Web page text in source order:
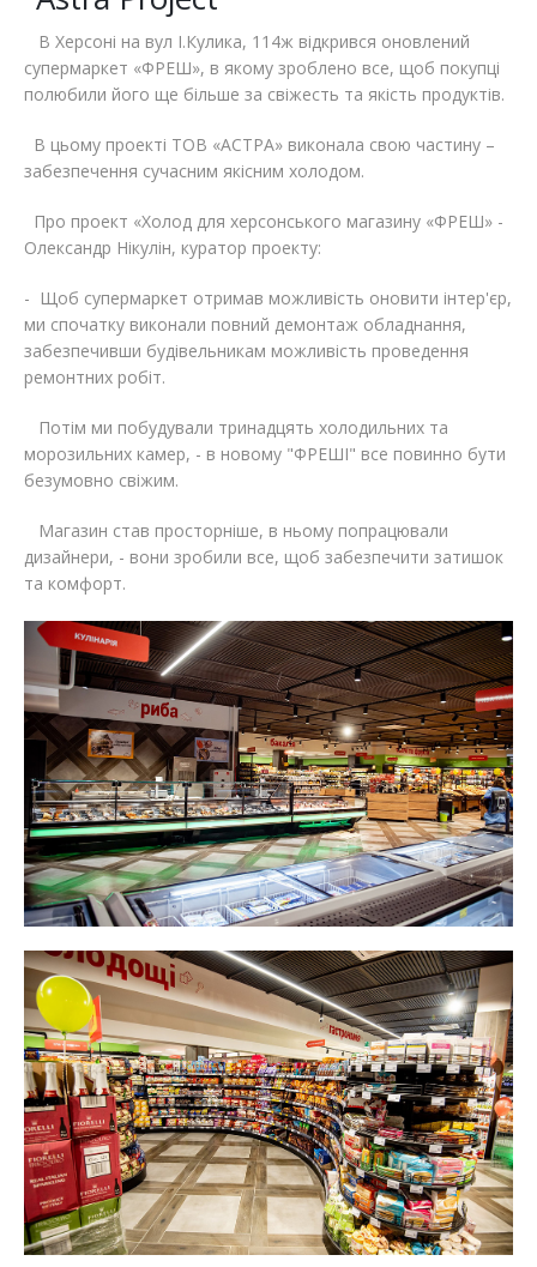
Відгуки
Ліцензії, сертифікати, дипломи
Відео
Автоматизація
Сервіс
Модернізація
В Херсоні на вул І.Кулика, 114ж відкрився оновлений
супермаркет «ФРЕШ», в якому зроблено все, щоб покупці
полюбили його ще більше за свіжесть та якість продуктів.
В цьому проекті ТОВ «АСТРА» виконала свою частину –
забезпечення сучасним якісним холодом.
Про проект «Холод для херсонського магазину «ФРЕШ» -
Олександр Нікулін, куратор проекту:
- Щоб супермаркет отримав можливість оновити інтер'єр,
ми спочатку виконали повний демонтаж обладнання,
забезпечивши будівельникам можливість проведення
ремонтних робіт.
Потім ми побудували тринадцять холодильних та
морозильних камер, - в новому "ФРЕШІ" все повинно бути
безумовно свіжим.
Магазин став просторніше, в ньому попрацювали
дизайнери, - вони зробили все, щоб забезпечити затишок
та комфорт.